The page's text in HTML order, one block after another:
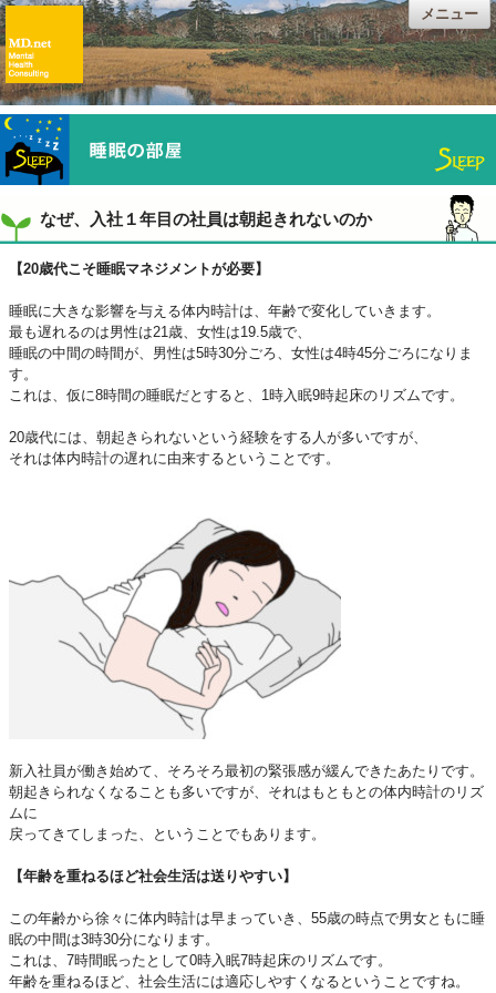
メニュー
なぜ、入社１年目の社員は朝起きれないのか
【20歳代こそ睡眠マネジメントが必要】
睡眠に大きな影響を与える体内時計は、年齢で変化していきます。
最も遅れるのは男性は21歳、女性は19.5歳で、
睡眠の中間の時間が、男性は5時30分ごろ、女性は4時45分ごろになりま
す。
これは、仮に8時間の睡眠だとすると、1時入眠9時起床のリズムです。
20歳代には、朝起きられないという経験をする人が多いですが、
それは体内時計の遅れに由来するということです。
新入社員が働き始めて、そろそろ最初の緊張感が緩んできたあたりです。
朝起きられなくなることも多いですが、それはもともとの体内時計のリズ
ムに
戻ってきてしまった、ということでもあります。
【年齢を重ねるほど社会生活は送りやすい】
この年齢から徐々に体内時計は早まっていき、55歳の時点で男女ともに睡
眠の中間は3時30分になります。
これは、7時間眠ったとして0時入眠7時起床のリズムです。
年齢を重ねるほど、社会生活には適応しやすくなるということですね。